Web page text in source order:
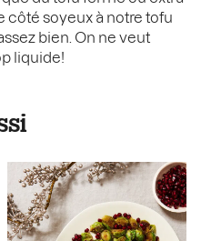
côté soyeux à notre tofu
bien. On ne veut
liquide!